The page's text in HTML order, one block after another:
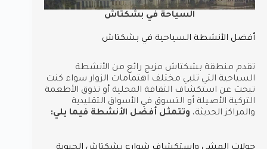
السياحة في بشكتاش
أفضل الأنشطة السياحية في بشكتاش
تقدم منطقة بشكتاش مزيج رائع من الأنشطة
السياحية التي تلبي مختلف اهتمامات الزوار سواء كنت
تبحث عن استكشاف الثقافة المحلية أو تذوق الأطعمة
التركية الأصيلة أو التسوق في الأسواق التقليدية
والمراكز الحديثة، وتتمثل أفضل الأنشطة فيما يلي: